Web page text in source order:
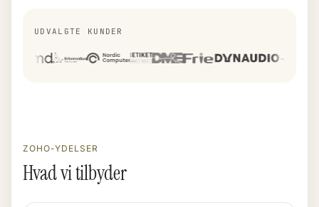
UDVALGTE KUNDER
Ikast Etiket
ZOHO-YDELSER
Hvad vi tilbyder